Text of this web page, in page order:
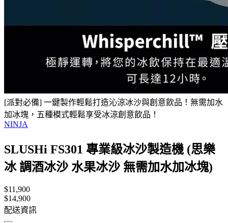
[派對必備] 一鍵製作輕鬆打造沁涼冰沙與創意飲品！無需加水
加冰塊，五種模式輕鬆享受冰涼創意飲品！
NINJA
SLUSHi FS301 專業級冰沙製造機 (思樂
冰 調酒冰沙 水果冰沙 無需加水加冰塊)
$11,900
$14,900
配送資訊